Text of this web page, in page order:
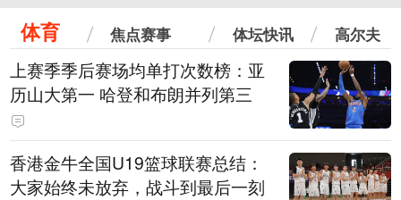
体育 焦点赛事 体坛快讯 高尔夫
上赛季季后赛场均单打次数榜：亚
历山大第一 哈登和布朗并列第三
香港金牛全国U19篮球联赛总结：
大家始终未放弃，战斗到最后一刻